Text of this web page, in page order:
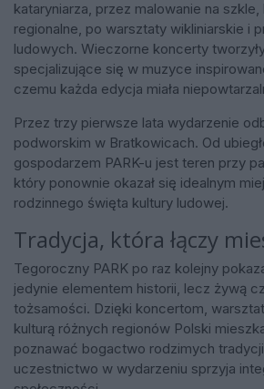
kataryniarza, przez malowanie na
regionalne, po warsztaty wikliniarskie i
ludowych. Wieczorne koncerty
specjalizujące się w muzyce
czemu każda edycja miała
Przez trzy pierwsze lata wydarzenie
podworskim w Bratkowicach. Od
gospodarzem PARK-u jest teren przy
który ponownie okazał się idealnym
rodzinnego święta kultury ludowej.
Tradycja, która łączy
Tegoroczny PARK po raz kolejny
jedynie elementem historii, lecz żywą
tożsamości. Dzięki koncertom,
kulturą różnych regionów Polski
poznawać bogactwo rodzimych
uczestnictwo w wydarzeniu sprzyja